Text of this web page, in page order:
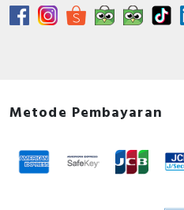
Metode Pembayaran